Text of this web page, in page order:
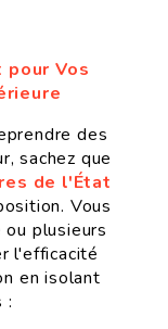
pour Vos
des
sachez que
de l'État
Vous
plusieurs
l'efficacité
en isolant
: